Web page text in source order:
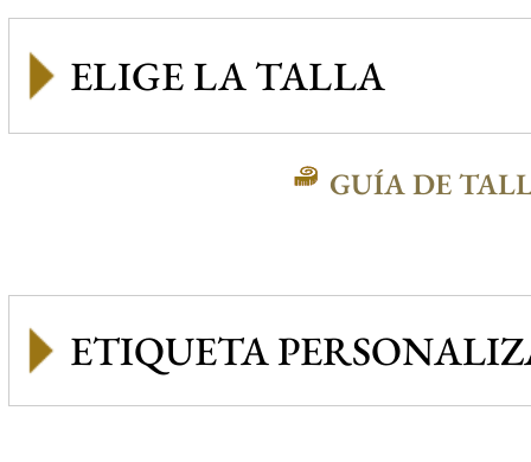
GUÍA DE
ETIQUETA